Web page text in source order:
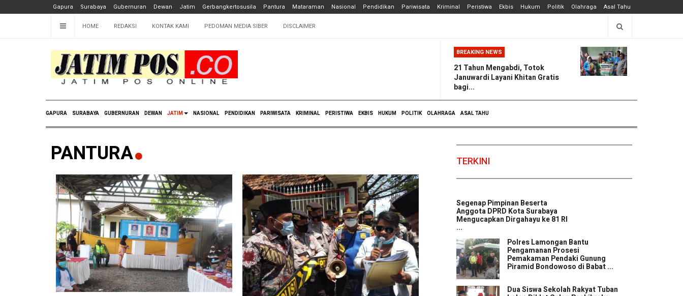
Gapura Surabaya Gubernuran Dewan Jatim Gerbangkertosusila Pantura Mataraman Nasional Pendidikan Pariwisata Kriminal Peristiwa Ekbis Hukum Politik Olahraga Asal Tahu
HOME REDAKSI KONTAK KAMI PEDOMAN MEDIA SIBER DISCLAIMER
BREAKING NEWS
21 Tahun Mengabdi, Totok
Januwardi Layani Khitan Gratis
bagi...
GAPURA SURABAYA GUBERNURAN DEWAN JATIM NASIONAL PENDIDIKAN PARIWISATA KRIMINAL PERISTIWA EKBIS HUKUM POLITIK OLAHRAGA ASAL TAHU
PANTURA TERKINI
Segenap Pimpinan Beserta
Anggota DPRD Kota Surabaya
Mengucapkan Dirgahayu ke 81 RI
...
Polres Lamongan Bantu
Pengamanan Prosesi
Pemakaman Pendaki Gunung
Piramid Bondowoso di Babat ...
Dua Siswa Sekolah Rakyat Tuban